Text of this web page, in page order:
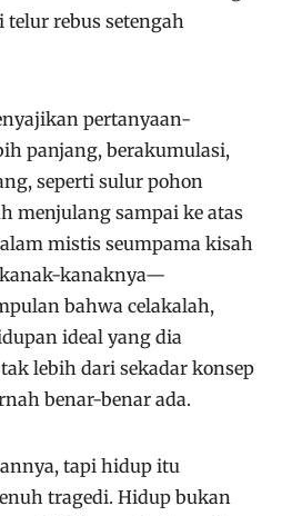
rebus setengah
pertanyaan-
panjang, berakumulasi,
seperti sulur pohon
menjulang sampai ke atas
mistis seumpama kisah
kanaknya—
bahwa celakalah,
ideal yang dia
lebih dari sekadar konsep
benar-benar ada.
tapi hidup itu
tragedi. Hidup bukan